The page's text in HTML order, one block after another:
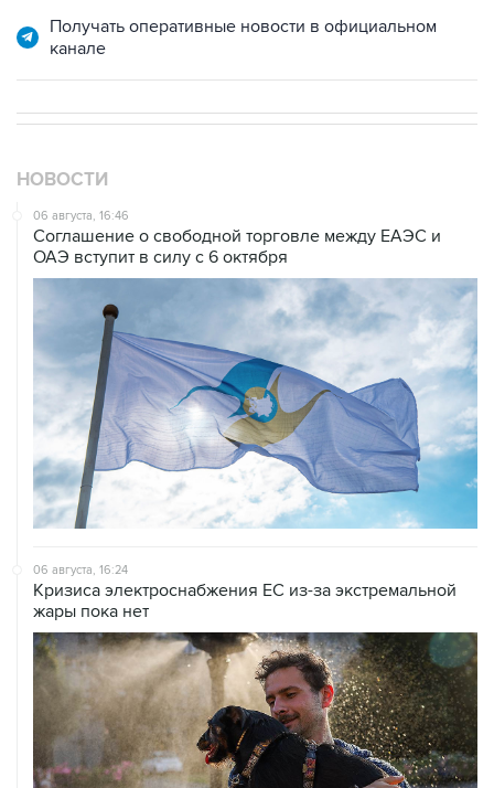
Получать оперативные новости в официальном
канале
НОВОСТИ
06 августа, 16:46
Соглашение о свободной торговле между ЕАЭС и
ОАЭ вступит в силу с 6 октября
06 августа, 16:24
Кризиса электроснабжения ЕС из-за экстремальной
жары пока нет